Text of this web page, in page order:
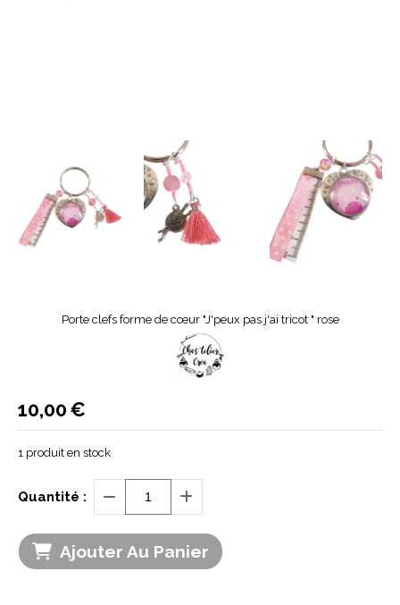
Porte clefs forme de cœur "J'peux pas j'ai tricot " rose
10,00€
1 produit en stock
Quantité :
Ajouter Au Panier